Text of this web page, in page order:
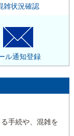
雑状況確認
ル通知登録
手続や、混雑を